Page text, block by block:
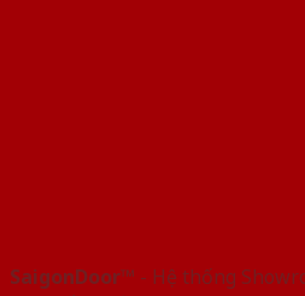
SaigonDoor™ - Hệ thống